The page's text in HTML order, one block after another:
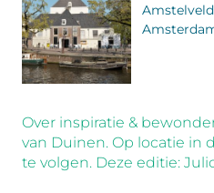
Amstelveld
Over inspiratie &
van Duinen. Op locatie in
te volgen. Deze editie: